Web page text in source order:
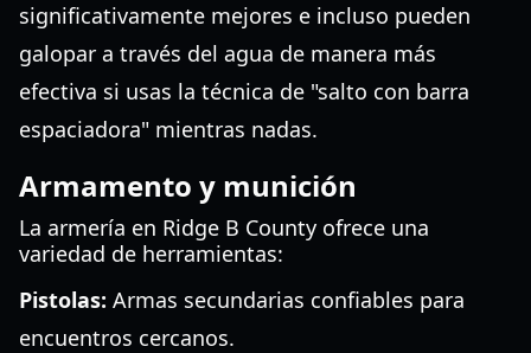
significativamente mejores e incluso pueden
galopar a través del agua de manera más
efectiva si usas la técnica de "salto con barra
espaciadora" mientras nadas.
Armamento y munición
La armería en Ridge B County ofrece una
variedad de herramientas:
Pistolas: Armas secundarias confiables para
encuentros cercanos.